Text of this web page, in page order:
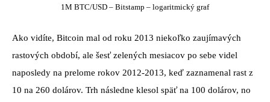
1M BTC/USD – Bitstamp – logaritmický graf
Ako vidíte, Bitcoin mal od roku 2013 niekoľko zaujímavých
rastových období, ale šesť zelených mesiacov po sebe videl
naposledy na prelome rokov 2012-2013, keď zaznamenal rast z
10 na 260 dolárov. Trh následne klesol späť na 100 dolárov, no